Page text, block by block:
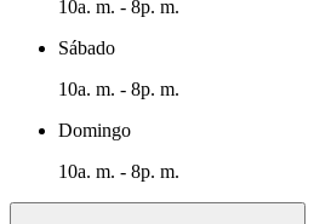
10a. m. - 8p. m.
Sábado
10a. m. - 8p. m.
Domingo
10a. m. - 8p. m.